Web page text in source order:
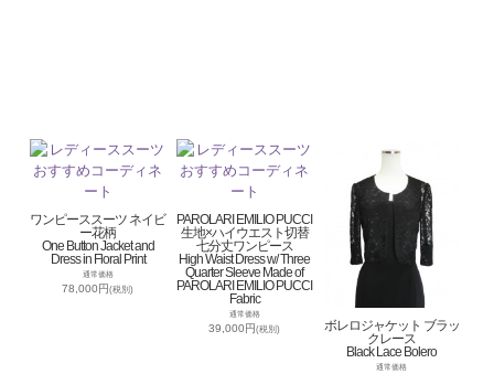
ワンピーススーツ ネイビ
ー花柄
One Button Jacket and
Dress in Floral Print
通常価格
78,000円(税別)
PAROLARI EMILIO PUCCI
生地×ハイウエスト切替
七分丈ワンピース
High Waist Dress w/ Three
Quarter Sleeve Made of
PAROLARI EMILIO PUCCI
Fabric
通常価格
39,000円(税別)
ボレロジャケット ブラッ
クレース
Black Lace Bolero
通常価格